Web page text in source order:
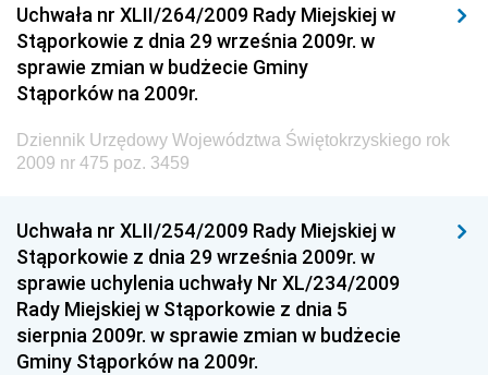
Dziennik Urzędowy Ministerstwa Przemysłu
Chemicznego i Lekkiego
Dziennik Urzędowy Ministerstwa Rolnictwa i
Gospodarki Żywnościowej
Dziennik Urzędowy Ministra Rodziny, Pracy i Polityki
Społecznej
Dziennik Urzędowy Ministra Rozwoju
Dziennik Urzędowy Ministra Infrastruktury i
Budownictwa
Dziennik Urzędowy Ministra Gospodarki Morskiej i
Żeglugi Śródlądowej
Uchwała nr XLII/264/2009 Rady Miejskiej w
Stąporkowie z dnia 29 września 2009r. w
sprawie zmian w budżecie Gminy
Stąporków na 2009r.
Dziennik Urzędowy Województwa Świętokrzyskiego rok
2009 nr 475 poz. 3459
Uchwała nr XLII/254/2009 Rady Miejskiej w
Stąporkowie z dnia 29 września 2009r. w
sprawie uchylenia uchwały Nr XL/234/2009
Rady Miejskiej w Stąporkowie z dnia 5
sierpnia 2009r. w sprawie zmian w budżecie
Gminy Stąporków na 2009r.